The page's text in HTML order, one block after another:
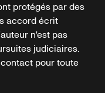
protégés par des
accord écrit
n'est pas
judiciaires.
pour toute